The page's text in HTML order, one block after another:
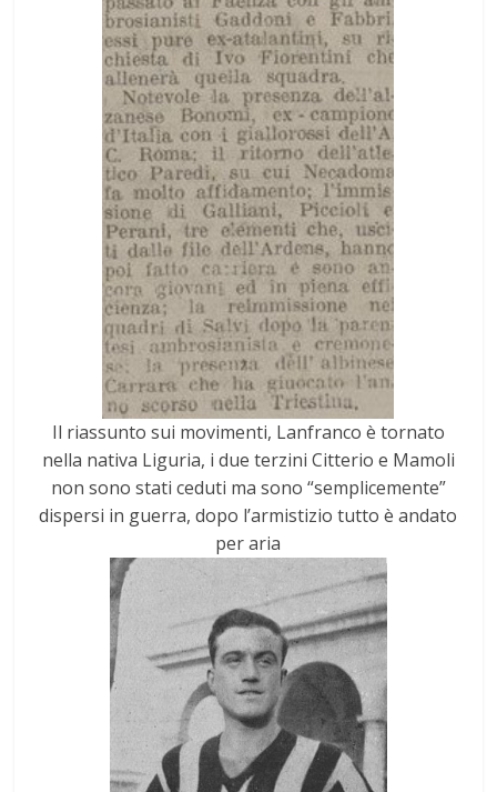
Il riassunto sui movimenti, Lanfranco è tornato
nella nativa Liguria, i due terzini Citterio e Mamoli
non sono stati ceduti ma sono “semplicemente”
dispersi in guerra, dopo l’armistizio tutto è andato
per aria